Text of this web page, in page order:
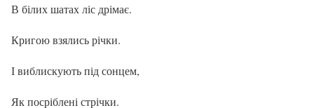
В білих шатах ліс дрімає.
Кригою взялись річки.
І виблискують під сонцем,
Як посріблені стрічки.